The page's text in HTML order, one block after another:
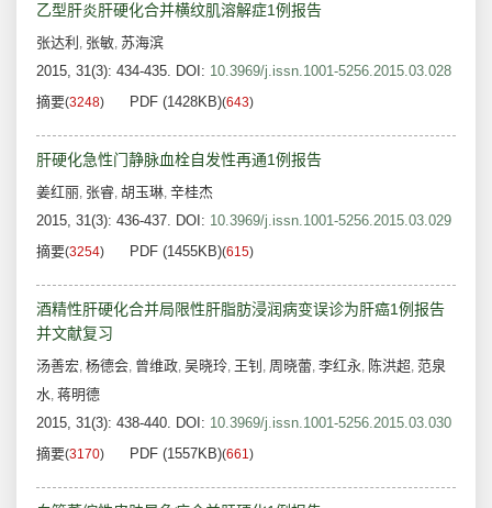
乙型肝炎肝硬化合并横纹肌溶解症1例报告
张达利 , 张敏, 苏海滨
2015, 31(3): 434-435. DOI: 10.3969/j.issn.1001-5256.2015.03.028
摘要(3248) PDF (1428KB)(643)
肝硬化急性门静脉血栓自发性再通1例报告
姜红丽, 张睿, 胡玉琳, 辛桂杰
2015, 31(3): 436-437. DOI: 10.3969/j.issn.1001-5256.2015.03.029
摘要(3254) PDF (1455KB)(615)
酒精性肝硬化合并局限性肝脂肪浸润病变误诊为肝癌1例报告
并文献复习
汤善宏, 杨德会, 曾维政, 吴晓玲, 王钊 , 周晓蕾, 李红永, 陈洪超, 范泉
水, 蒋明德
2015, 31(3): 438-440. DOI: 10.3969/j.issn.1001-5256.2015.03.030
摘要(3170) PDF (1557KB)(661)